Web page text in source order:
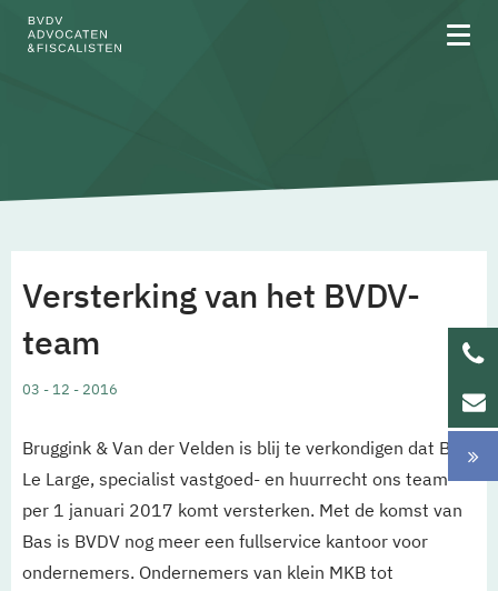
Updates
Versterking van het BVDV-
team
03 - 12 - 2016
Bruggink & Van der Velden is blij te verkondigen dat Bas
Le Large, specialist vastgoed- en huurrecht ons team
per 1 januari 2017 komt versterken. Met de komst van
Bas is BVDV nog meer een fullservice kantoor voor
ondernemers. Ondernemers van klein MKB tot